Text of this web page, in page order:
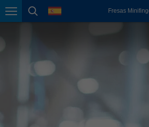
Page navigation
page search
language Fresas
México
Österreich
deutsch